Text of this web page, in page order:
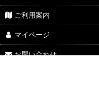
ご利用案内
マイページ
お問い合わせ